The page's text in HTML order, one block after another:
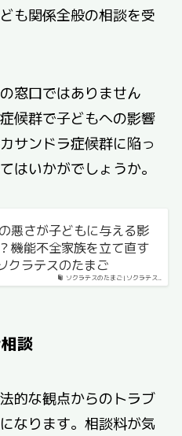
も関係全般の相談を受
窓口ではありません
候群で子どもへの影響
サンドラ症候群に陥っ
はいかがでしょうか。
ソクラテスのたまご | ソクラテス...
悪さが子どもに与える影
機能不全家族を立て直す
クラテスのたまご
談
的な観点からのトラブ
なります。相談料が気